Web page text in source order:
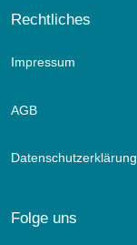
Rechtliches
Impressum
AGB
Datenschutzerklärung
Folge uns